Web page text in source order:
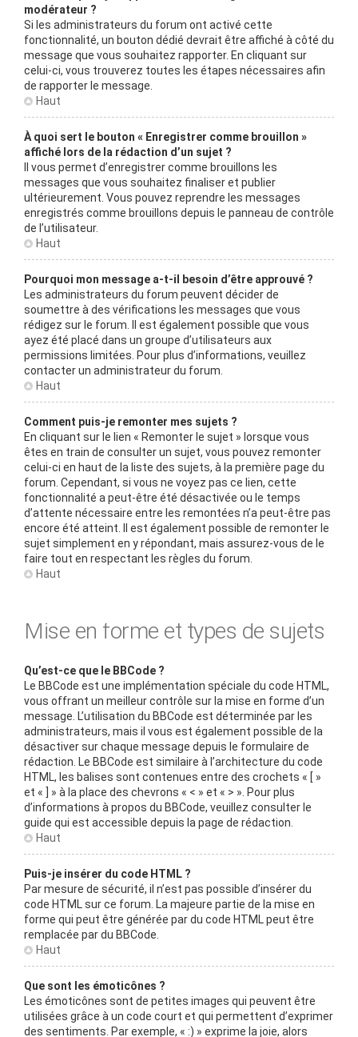
modérateur ?
Si les administrateurs du forum ont activé cette
fonctionnalité, un bouton dédié devrait être affiché à côté du
message que vous souhaitez rapporter. En cliquant sur
celui-ci, vous trouverez toutes les étapes nécessaires afin
de rapporter le message.
Haut
À quoi sert le bouton « Enregistrer comme brouillon »
affiché lors de la rédaction d’un sujet ?
Il vous permet d’enregistrer comme brouillons les
messages que vous souhaitez finaliser et publier
ultérieurement. Vous pouvez reprendre les messages
enregistrés comme brouillons depuis le panneau de contrôle
de l’utilisateur.
Haut
Pourquoi mon message a-t-il besoin d’être approuvé ?
Les administrateurs du forum peuvent décider de
soumettre à des vérifications les messages que vous
rédigez sur le forum. Il est également possible que vous
ayez été placé dans un groupe d’utilisateurs aux
permissions limitées. Pour plus d’informations, veuillez
contacter un administrateur du forum.
Haut
Comment puis-je remonter mes sujets ?
En cliquant sur le lien « Remonter le sujet » lorsque vous
êtes en train de consulter un sujet, vous pouvez remonter
celui-ci en haut de la liste des sujets, à la première page du
forum. Cependant, si vous ne voyez pas ce lien, cette
fonctionnalité a peut-être été désactivée ou le temps
d’attente nécessaire entre les remontées n’a peut-être pas
encore été atteint. Il est également possible de remonter le
sujet simplement en y répondant, mais assurez-vous de le
faire tout en respectant les règles du forum.
Haut
Mise en forme et types de sujets
Qu’est-ce que le BBCode ?
Le BBCode est une implémentation spéciale du code HTML,
vous offrant un meilleur contrôle sur la mise en forme d’un
message. L’utilisation du BBCode est déterminée par les
administrateurs, mais il vous est également possible de la
désactiver sur chaque message depuis le formulaire de
rédaction. Le BBCode est similaire à l’architecture du code
HTML, les balises sont contenues entre des crochets « [ »
et « ] » à la place des chevrons « < » et « > ». Pour plus
d’informations à propos du BBCode, veuillez consulter le
guide qui est accessible depuis la page de rédaction.
Haut
Puis-je insérer du code HTML ?
Par mesure de sécurité, il n’est pas possible d’insérer du
code HTML sur ce forum. La majeure partie de la mise en
forme qui peut être générée par du code HTML peut être
remplacée par du BBCode.
Haut
Que sont les émoticônes ?
Les émoticônes sont de petites images qui peuvent être
utilisées grâce à un code court et qui permettent d’exprimer
des sentiments. Par exemple, « :) » exprime la joie, alors